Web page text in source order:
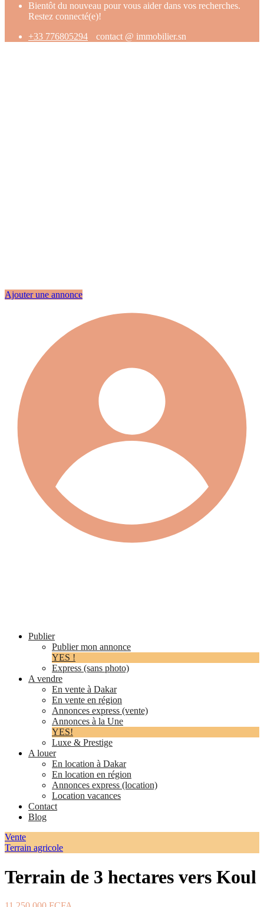
Bientôt du nouveau pour vous aider dans vos recherches.
Restez connecté(e)!
+33 776805294
contact @ immobilier.sn
Ajouter une annonce
Publier
Publier mon annonce
YES !
Express (sans photo)
A vendre
En vente à Dakar
En vente en région
Annonces express (vente)
Annonces à la Une
YES!
Luxe & Prestige
A louer
En location à Dakar
En location en région
Annonces express (location)
Location vacances
Contact
Blog
Vente
Terrain agricole
Terrain de 3 hectares vers Koul